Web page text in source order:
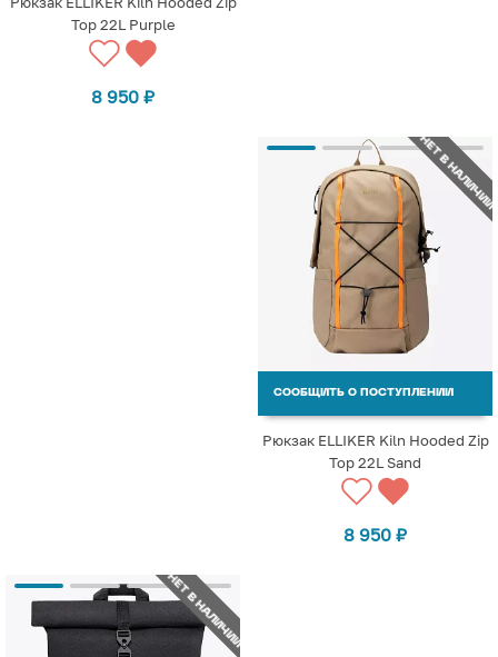
Top 22L Purple
8 950 ₽
НЕТ В НАЛИЧИИ
СООБЩИТЬ О ПОСТУПЛЕНИИ
Рюкзак ELLIKER Kiln Hooded Zip
Top 22L Sand
8 950 ₽
НЕТ В НАЛИЧИИ